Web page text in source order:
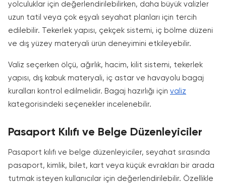
yolculuklar için değerlendirilebilirken, daha büyük valizler
uzun tatil veya çok eşyalı seyahat planları için tercih
edilebilir. Tekerlek yapısı, çekçek sistemi, iç bölme düzeni
ve dış yüzey materyali ürün deneyimini etkileyebilir.
Valiz seçerken ölçü, ağırlık, hacim, kilit sistemi, tekerlek
yapısı, dış kabuk materyali, iç astar ve havayolu bagaj
kuralları kontrol edilmelidir. Bagaj hazırlığı için valiz
kategorisindeki seçenekler incelenebilir.
Pasaport Kılıfı ve Belge Düzenleyiciler
Pasaport kılıfı ve belge düzenleyiciler, seyahat sırasında
pasaport, kimlik, bilet, kart veya küçük evrakları bir arada
tutmak isteyen kullanıcılar için değerlendirilebilir. Özellikle